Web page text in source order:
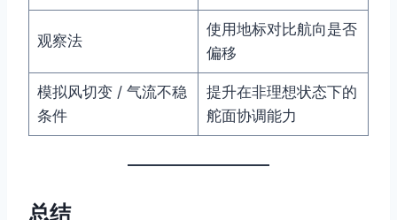
观察法
使用地标对比航向是否
偏移
模拟风切变 / 气流不稳
条件
提升在非理想状态下的
舵面协调能力
总结